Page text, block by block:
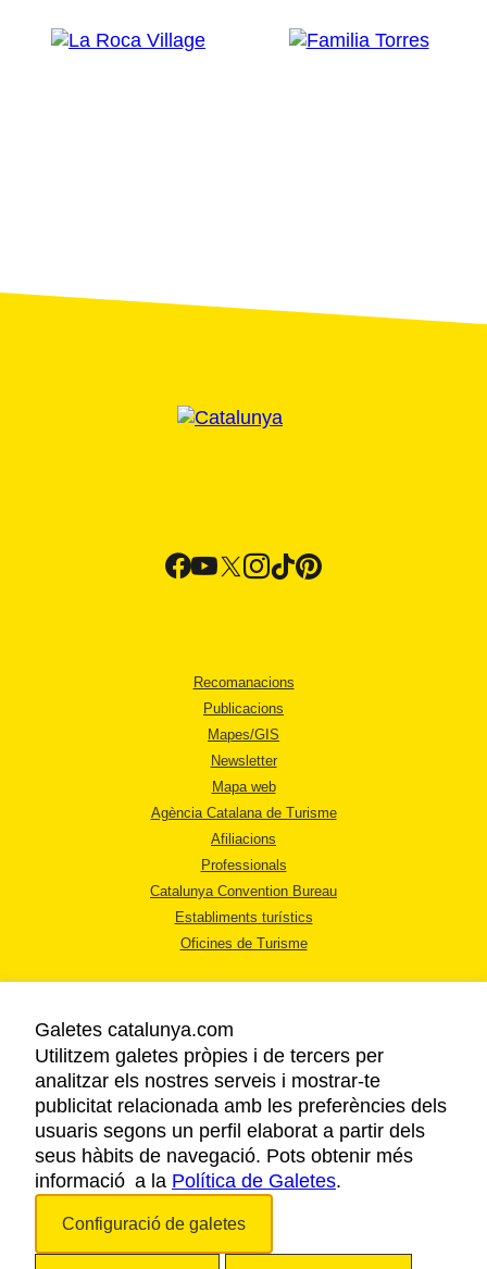
Recomanacions
Publicacions
Mapes/GIS
Newsletter
Mapa web
Agència Catalana de Turisme
Afiliacions
Professionals
Catalunya Convention Bureau
Establiments turístics
Oficines de Turisme
AVÍS LEGAL
POLÍTICA DE PRIVACITAT
COOKIES
ACCESSIBILITAT
Galetes catalunya.com
Utilitzem galetes pròpies i de tercers per
analitzar els nostres serveis i mostrar-te
publicitat relacionada amb les preferències dels
usuaris segons un perfil elaborat a partir dels
seus hàbits de navegació. Pots obtenir més
informació a la Política de Galetes.
Configuració de galetes